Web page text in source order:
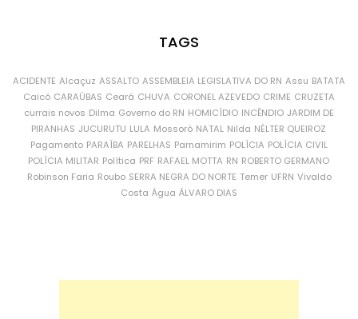
TAGS
ACIDENTE Alcaçuz ASSALTO ASSEMBLEIA LEGISLATIVA DO RN Assu BATATA
Caicó CARAÚBAS Ceará CHUVA CORONEL AZEVEDO CRIME CRUZETA
currais novos Dilma Governo do RN HOMICÍDIO INCÊNDIO JARDIM DE
PIRANHAS JUCURUTU LULA Mossoró NATAL Nilda NÉLTER QUEIROZ
Pagamento PARAÍBA PARELHAS Parnamirim POLÍCIA POLÍCIA CIVIL
POLÍCIA MILITAR Política PRF RAFAEL MOTTA RN ROBERTO GERMANO
Robinson Faria Roubo SERRA NEGRA DO NORTE Temer UFRN Vivaldo
Costa Água ÁLVARO DIAS